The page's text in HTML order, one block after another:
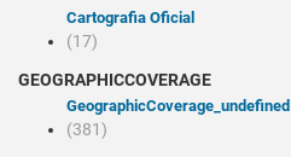
Cartografia Oficial
(17)
GEOGRAPHICCOVERAGE
geographicCoverage_undefined
(381)